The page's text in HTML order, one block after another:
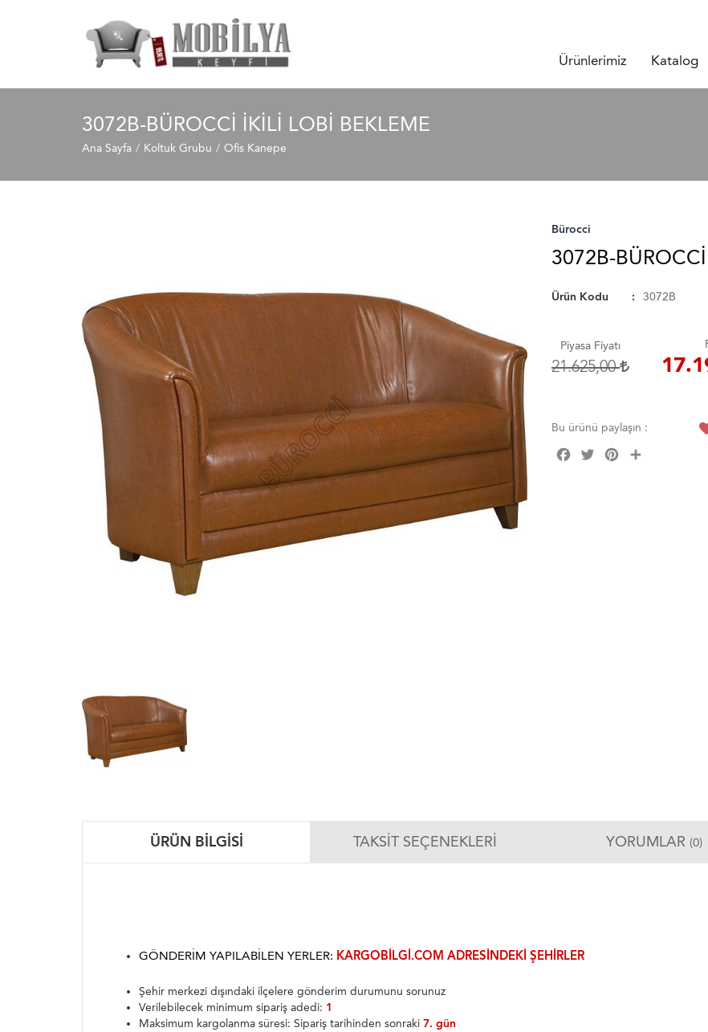
Ürünlerimiz Katalog
3072B-BÜROCCI İKILI LOBI BEKLEME
Ana Sayfa Koltuk Grubu Ofis Kanepe
Bürocci
3072B-
Ürün Kodu 3072B
Piyasa Fiyatı
21.625,00
Bu ürünü paylaşın :
FacebookTwitterPinterest
ÜRÜN BILGISI TAKSIT SEÇENEKLERI YORUMLAR (0)
GÖNDERIM YAPILABILEN YERLER: KARGOBILGI.COM ADRESINDEKI ŞEHIRLER
Şehir merkezi dışındaki ilçelere gönderim durumunu sorunuz
Verilebilecek minimum sipariş adedi: 1
Maksimum kargolanma süresi: Sipariş tarihinden sonraki 7. gün